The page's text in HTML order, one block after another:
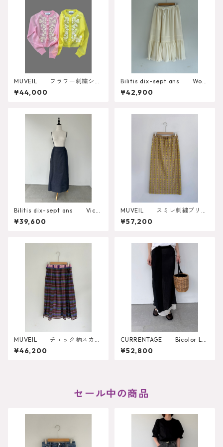
MUVEIL フラワー刺繍シア
ーカーディガン MA262KCD
001
¥44,000
Bilitis dix-sept ans Wool
Gauze Skirt 2912-925
¥42,900
Bilitis dix-sept ans Victo
rian Skirt
¥39,600
MUVEIL スミレ刺繍プリン
トスカート
¥57,200
MUVEIL チェック柄スカー
ト MA262FS001
¥46,200
CURRENTAGE Bicolor La
yered Skirt
¥52,800
セール中の商品